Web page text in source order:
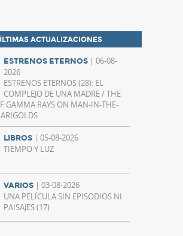
ACTUALIZACIONES
ESTRENOS ETERNOS | 06-08-
2026
ESTRENOS ETERNOS (28): EL
COMPLEJO DE UNA MADRE / THE
GAMMA RAYS ON MAN-IN-THE-
LIBROS | 05-08-2026
TIEMPO Y LUZ
VARIOS | 03-08-2026
UNA PELÍCULA SIN EPISODIOS NI
PAISAJES (17)